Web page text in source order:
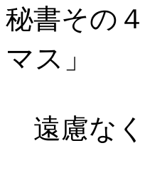
秘書その４
マス 」
遠慮なく